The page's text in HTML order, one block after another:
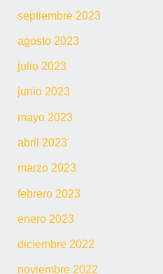
septiembre 2023
agosto 2023
julio 2023
junio 2023
mayo 2023
abril 2023
marzo 2023
febrero 2023
enero 2023
diciembre 2022
noviembre 2022